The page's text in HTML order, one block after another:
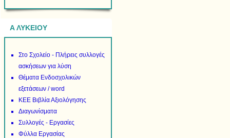
Α ΛΥΚΕΙΟΥ
Στο Σχολείο - Πλήρεις συλλογές
ασκήσεων για λύση
Θέματα Ενδοσχολικών
εξετάσεων / word
ΚΕΕ Βιβλία Αξιολόγησης
Διαγωνίσματα
Συλλογές - Εργασίες
Φύλλα Εργασίας